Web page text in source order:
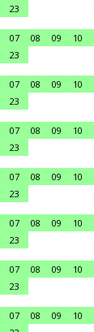
23
07 08 09 10
23
07 08 09 10
23
07 08 09 10
23
07 08 09 10
23
07 08 09 10
23
07 08 09 10
23
07 08 09 10